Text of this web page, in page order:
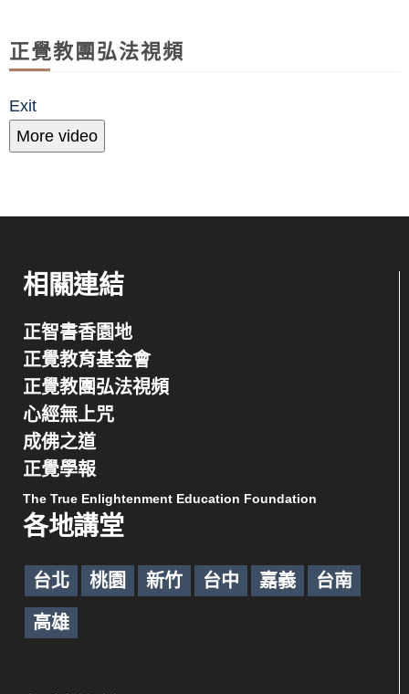
正覺教團弘法視頻
Exit
More video
相關連結
正智書香園地
正覺教育基金會
正覺教團弘法視頻
心經無上咒
成佛之道
正覺學報
The True Enlightenment Education Foundation
各地講堂
台北 桃園 新竹 台中 嘉義 台南
高雄